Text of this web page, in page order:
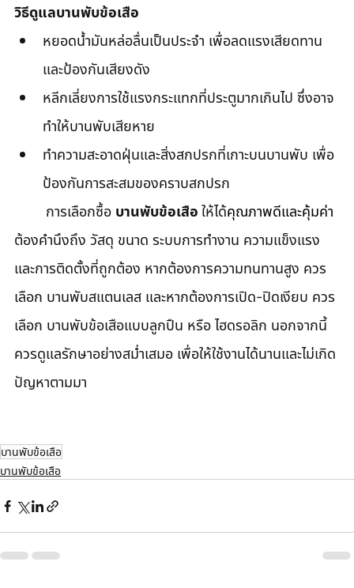
วิธีดูแลบานพับข้อเสือ
หยอดน้ำมันหล่อลื่นเป็นประจำ เพื่อลดแรงเสียดทาน
และป้องกันเสียงดัง
หลีกเลี่ยงการใช้แรงกระแทกที่ประตูมากเกินไป ซึ่งอาจ
ทำให้บานพับเสียหาย
ทำความสะอาดฝุ่นและสิ่งสกปรกที่เกาะบนบานพับ เพื่อ
ป้องกันการสะสมของคราบสกปรก
	การเลือกซื้อ
บานพับข้อเสือ ให้ได้คุณภาพดีและคุ้มค่า
ต้องคำนึงถึง วัสดุ ขนาด ระบบการทำงาน ความแข็งแรง
และการติดตั้งที่ถูกต้อง หากต้องการความทนทานสูง ควร
เลือก บานพับสแตนเลส และหากต้องการเปิด-ปิดเงียบ ควร
เลือก บานพับข้อเสือแบบลูกปืน หรือ ไฮดรอลิก นอกจากนี้
ควรดูแลรักษาอย่างสม่ำเสมอ เพื่อให้ใช้งานได้นานและไม่เกิด
ปัญหาตามมา
บานพับข้อเสือ
บานพับข้อเสือ